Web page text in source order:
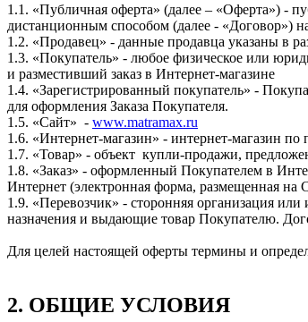
1.1. «Публичная оферта» (далее – «Оферта») -
дистанционным способом (далее - «Договор»)
1.2. «Продавец» - данные продавца указаны в
1.3. «Покупатель» - любое физическое или
и разместивший заказ в Интернет-магазине
1.4. «Зарегистрированный покупатель» -
для оформления Заказа Покупателя.
1.5. «Сайт» - www.matramax.ru
1.6. «Интернет-магазин» - интернет-магазин
1.7. «Товар» - объект купли-продажи,
1.8. «Заказ» - оформленный Покупателем в
Интернет (электронная форма, размещенная
1.9. «Перевозчик» - сторонняя организация
назначения и выдающие товар Покупателю.
Для целей настоящей оферты термины и
2. ОБЩИЕ УСЛОВИЯ